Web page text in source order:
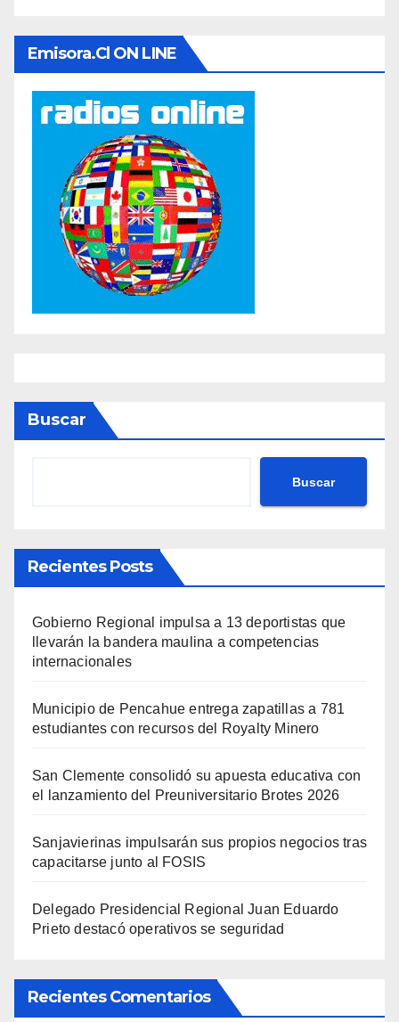
Emisora.cl ON LINE
Buscar
Buscar
Recientes Posts
Gobierno Regional impulsa a 13 deportistas que
llevarán la bandera maulina a competencias
internacionales
Municipio de Pencahue entrega zapatillas a 781
estudiantes con recursos del Royalty Minero
San Clemente consolidó su apuesta educativa con
el lanzamiento del Preuniversitario Brotes 2026
Sanjavierinas impulsarán sus propios negocios tras
capacitarse junto al FOSIS
Delegado Presidencial Regional Juan Eduardo
Prieto destacó operativos se seguridad
Recientes Comentarios